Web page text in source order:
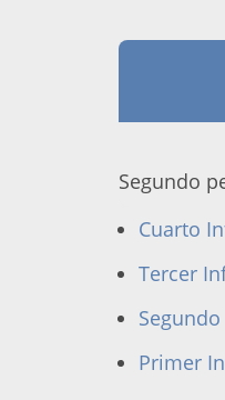
Segundo
Cuarto
Tercer
Primer